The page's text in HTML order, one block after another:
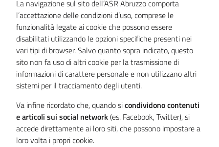
La navigazione sul sito dell’ASR Abruzzo comporta
l’accettazione delle condizioni d’uso, comprese le
funzionalità legate ai cookie che possono essere
disabilitati utilizzando le opzioni specifiche presenti nei
vari tipi di browser. Salvo quanto sopra indicato, questo
sito non fa uso di altri cookie per la trasmissione di
informazioni di carattere personale e non utilizzano altri
sistemi per il tracciamento degli utenti.
Va infine ricordato che, quando sicondividono contenuti
e articoli sui social network(es. Facebook, Twitter), si
accede direttamente ai loro siti, che possono impostare a
loro volta i propri cookie.